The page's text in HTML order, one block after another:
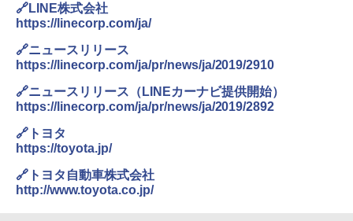
🔗LINE株式会社
https://linecorp.com/ja/
🔗ニュースリリース
https://linecorp.com/ja/pr/news/ja/2019/2910
🔗ニュースリリース（LINEカーナビ提供開始）
https://linecorp.com/ja/pr/news/ja/2019/2892
🔗トヨタ
https://toyota.jp/
🔗トヨタ自動車株式会社
http://www.toyota.co.jp/